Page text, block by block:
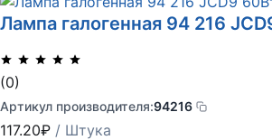
Лампа галогенная 94 216
(0)
Артикул производителя:94216
117.20₽ / Штука